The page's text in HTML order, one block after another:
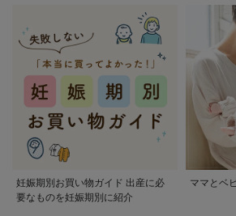
妊娠期別お買い物ガイド 出産に必
要なものを妊娠期別に紹介
ママとベ